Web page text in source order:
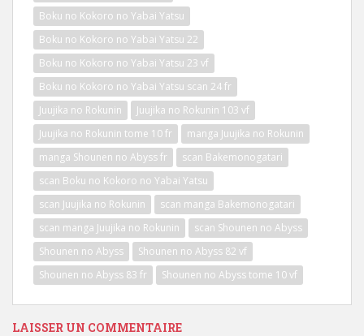
Boku no Kokoro no Yabai Yatsu
Boku no Kokoro no Yabai Yatsu 22
Boku no Kokoro no Yabai Yatsu 23 vf
Boku no Kokoro no Yabai Yatsu scan 24 fr
Juujika no Rokunin
Juujika no Rokunin 103 vf
Juujika no Rokunin tome 10 fr
manga Juujika no Rokunin
manga Shounen no Abyss fr
scan Bakemonogatari
scan Boku no Kokoro no Yabai Yatsu
scan Juujika no Rokunin
scan manga Bakemonogatari
scan manga Juujika no Rokunin
scan Shounen no Abyss
Shounen no Abyss
Shounen no Abyss 82 vf
Shounen no Abyss 83 fr
Shounen no Abyss tome 10 vf
LAISSER UN COMMENTAIRE